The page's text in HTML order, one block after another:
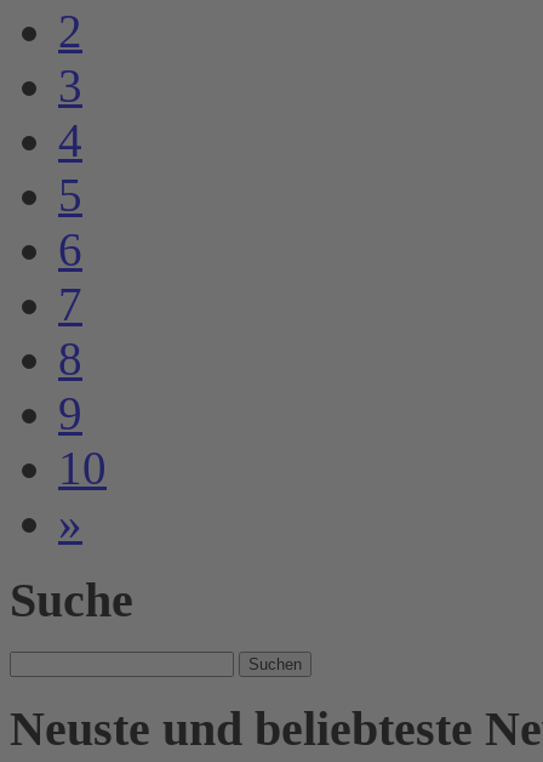
2
3
4
5
6
7
8
9
10
»
Suche
nach:
Neuste und beliebteste